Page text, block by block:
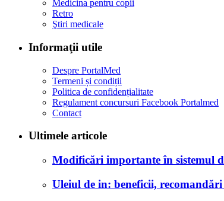
Medicina pentru copii
Retro
Ştiri medicale
Informaţii utile
Despre PortalMed
Termeni și condiții
Politica de confidențialitate
Regulament concursuri Facebook Portalmed
Contact
Ultimele articole
Modificări importante în sistemul
Uleiul de in: beneficii,